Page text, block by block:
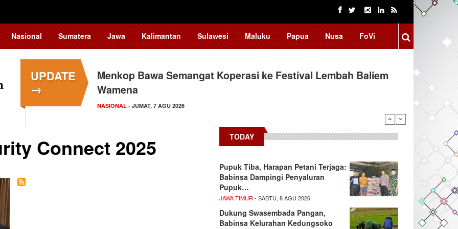
Nasional Sumatera Jawa Kalimantan Sulawesi Maluku Papua Nusa FoVi
UPDATE
→
Menkop Bawa Semangat Koperasi ke Festival Lembah Baliem
Wamena
NASIONAL - JUMAT, 7 AGU 2026
Connect 2025 TODAY
Pupuk Tiba, Harapan Petani Terjaga:
Babinsa Dampingi Penyaluran
Pupuk…
JAWA TIMUR - SABTU, 8 AGU 2026
Dukung Swasembada Pangan,
Babinsa Kelurahan Kedungsoko